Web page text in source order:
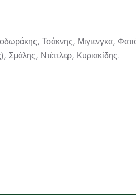
Τσάκνης, Μιγιενγκα,
Σμάλης, Ντέττλερ, Κυριακίδης.